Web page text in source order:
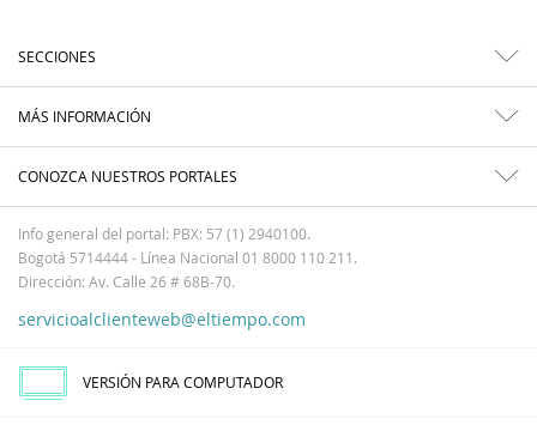
SECCIONES
MÁS INFORMACIÓN
CONOZCA NUESTROS PORTALES
Info general del portal: PBX: 57 (1) 2940100.
Bogotá 5714444 - Línea Nacional 01 8000 110 211.
Dirección: Av. Calle 26 # 68B-70.
servicioalclienteweb@eltiempo.com
VERSIÓN PARA COMPUTADOR